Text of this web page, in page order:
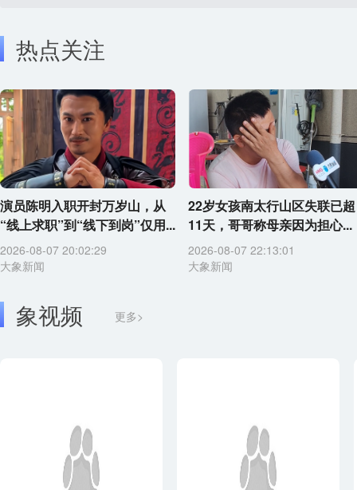
热点关注
演员陈明入职开封万岁山，从
“线上求职”到“线下到岗”仅用...
2026-08-07 20:02:29
大象新闻
22岁女孩南太行山区失联已超
11天，哥哥称母亲因为担心...
2026-08-07 22:13:01
大象新闻
象视频 更多>